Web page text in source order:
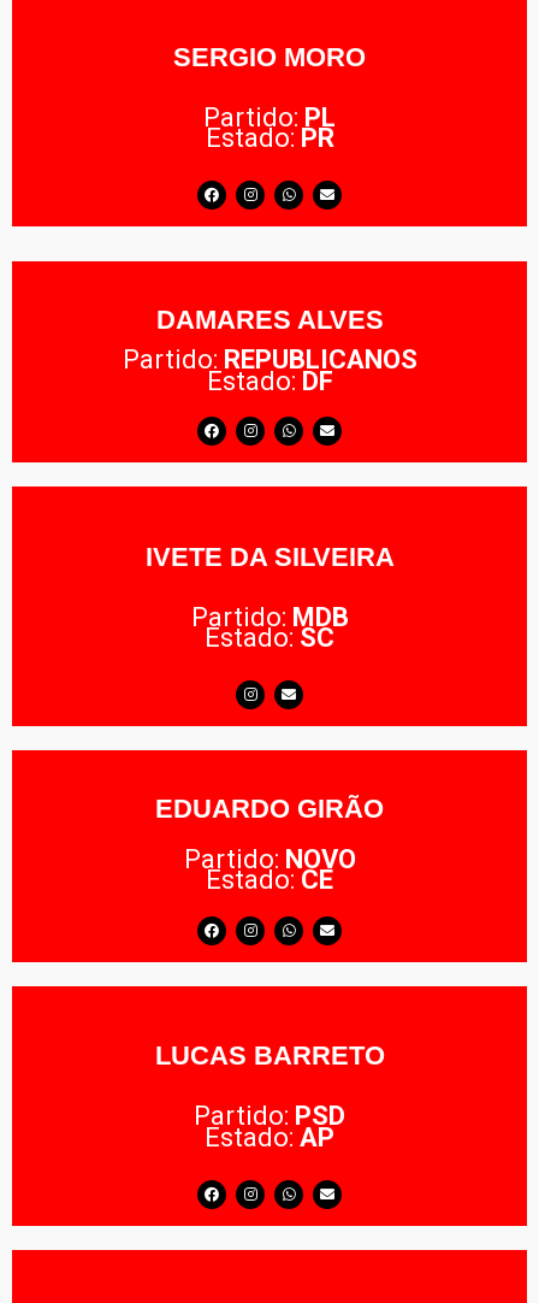
SERGIO MORO
Partido: PL
Estado: PR
DAMARES ALVES
Partido: REPUBLICANOS
Estado: DF
IVETE DA SILVEIRA
Partido: MDB
Estado: SC
EDUARDO GIRÃO
Partido: NOVO
Estado: CE
LUCAS BARRETO
Partido: PSD
Estado: AP